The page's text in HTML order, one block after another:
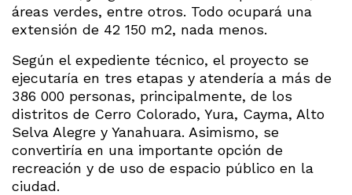
áreas verdes, entre otros. Todo ocupará una
extensión de 42 150 m2, nada menos.
Según el expediente técnico, el proyecto se
ejecutaría en tres etapas y atendería a más de
386 000 personas, principalmente, de los
distritos de Cerro Colorado, Yura, Cayma, Alto
Selva Alegre y Yanahuara. Asimismo, se
convertiría en una importante opción de
recreación y de uso de espacio público en la
ciudad.